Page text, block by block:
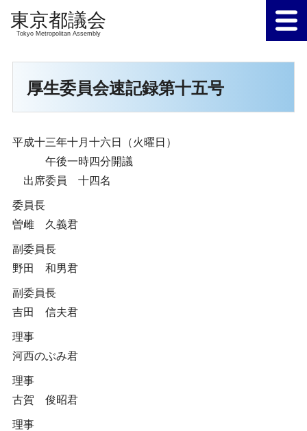
Tokyo Metropolitan Assembly
厚生委員会速記録第十五号
平成十三年十月十六日（火曜日）
午後一時四分開議
出席委員 十四名
委員長
曽雌 久義君
副委員長
野田 和男君
副委員長
吉田 信夫君
理事
河西のぶみ君
理事
古賀 俊昭君
理事